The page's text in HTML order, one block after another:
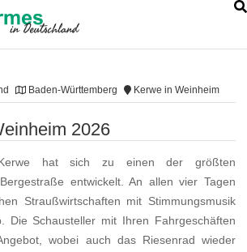
Baden-Württemberg Kerwe in Weinheim
2026
hat sich zu einen der größten
entwickelt. An allen vier Tagen
Straußwirtschaften mit Stimmungsmusik
Die Schausteller mit Ihren Fahrgeschäften
wobei auch das Riesenrad wieder